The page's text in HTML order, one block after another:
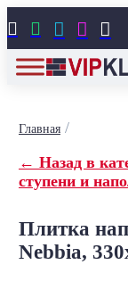
    
Главная/
← Назад в
ступени и
Плитка
Nebbia,